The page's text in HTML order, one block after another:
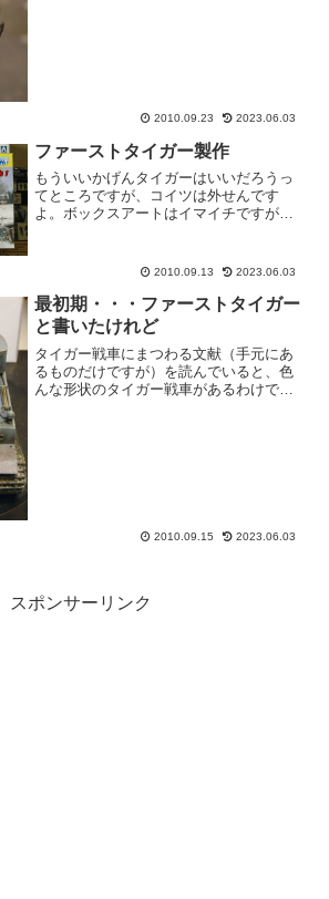
2010.09.23 2023.06.03
ファーストタイガー製作
もういいかげんタイガーはいいだろうっ
てところですが、コイツは外せんです
よ。ボックスアートはイマイチですが、
ステンの種類と取り付け位置などが選べ
2010.09.13 2023.06.03
最初期・・・ファーストタイガー
と書いたけれど
タイガー戦車にまつわる文献（手元にあ
るものだけですが）を読んでいると、色
んな形状のタイガー戦車があるわけです
2010.09.15 2023.06.03
スポンサーリンク